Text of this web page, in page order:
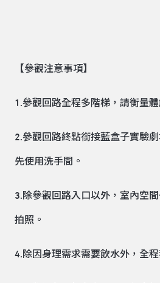
【參觀注意事項】
1.參觀回路全程多階梯，請衡量
2.參觀回路終點銜接藍盒子實驗
先使用洗手間。
3.除參觀回路入口以外，室內空
拍照。
4.除因身理需求需要飲水外，全程